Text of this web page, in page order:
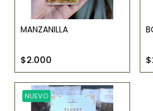
MANZANILLA
$2.000
NUEVO